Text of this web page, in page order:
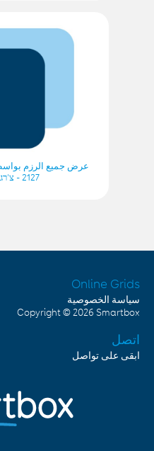
عرض جميع الرزم
2127 - צ'רג'ולוס, יוסי הלוי
Online Grids
سياسة الخصوصية
Copyright © 2026 Smartbox
اتصل
ابقى على تواصل